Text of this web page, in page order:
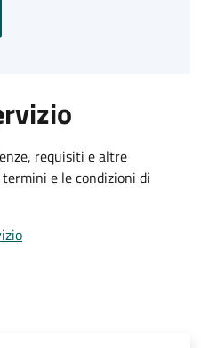
requisiti e altre
e le condizioni di